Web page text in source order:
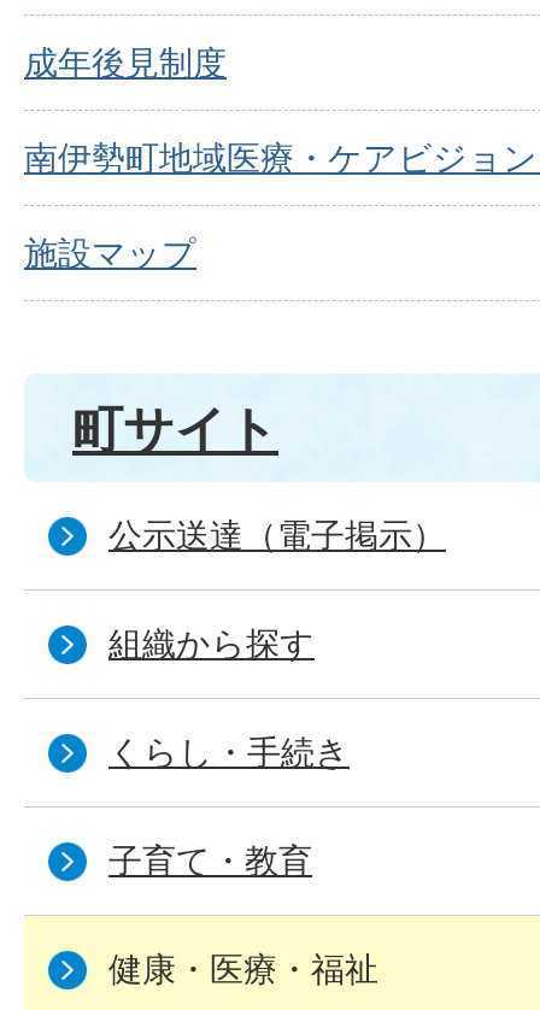
成年後見制度
南伊勢町地域医療・ケアビジョ
施設マップ
町サイト
公示送達（電子掲示）
組織から探す
くらし・手続き
子育て・教育
健康・医療・福祉